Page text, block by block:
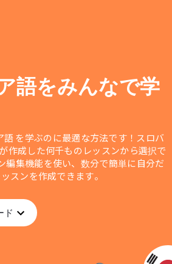
語をみんなで学
を学ぶのに最適な方法です！スロバ
作成した何千ものレッスンから選択で
編集機能を使い、数分で簡単に自分だ
スンを作成できます。
ド